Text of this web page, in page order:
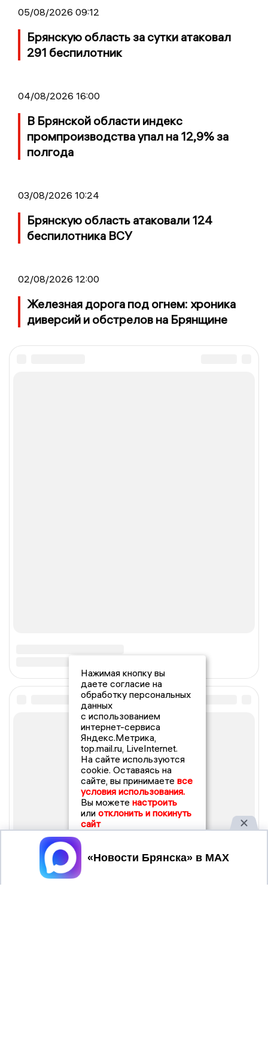
05/08/2026 09:12
Брянскую область за сутки атаковал
291 беспилотник
04/08/2026 16:00
В Брянской области индекс
промпроизводства упал на 12,9% за
полгода
03/08/2026 10:24
Брянскую область атаковали 124
беспилотника ВСУ
02/08/2026 12:00
Железная дорога под огнем: хроника
диверсий и обстрелов на Брянщине
Нажимая кнопку вы
даете согласие на
обработку персональных
данных
с использованием
интернет-сервиса
Яндекс.Метрика,
top.mail.ru, LiveInternet.
На сайте используются
cookie. Оставаясь на
сайте, вы принимаете все
условия использования.
Вы можете настроить
или отклонить и покинуть
сайт
Принять